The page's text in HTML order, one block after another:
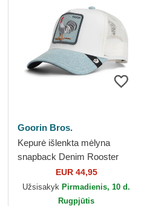
Goorin Bros.
Kepurė išlenkta mėlyna
snapback Denim Rooster
The Farm Goorin Bros.
EUR 44,95
Užsisakyk Pirmadienis, 10 d.
Rugpjūtis